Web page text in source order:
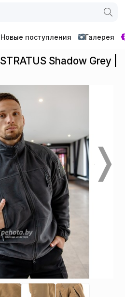
Новые поступления Галерея
Shadow Grey |